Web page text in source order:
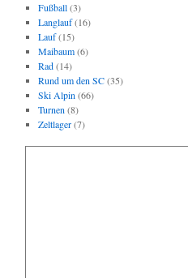
Fußball(3)
Langlauf(16)
Lauf(15)
Maibaum(6)
Rad(14)
Rund um den SC(35)
Ski Alpin (66)
Turnen (8)
Zeltlager(7)